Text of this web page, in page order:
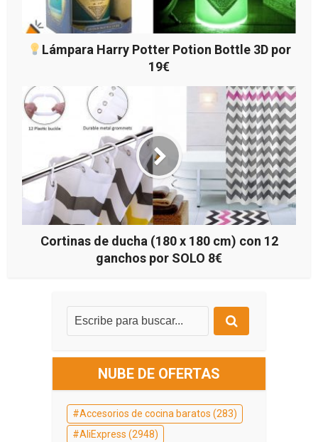
Lámpara Harry Potter Potion Bottle 3D por
19€
Cortinas de ducha (180 x 180 cm) con 12
ganchos por SOLO 8€
NUBE DE OFERTAS
Accesorios de cocina baratos (283)
AliExpress (2948)